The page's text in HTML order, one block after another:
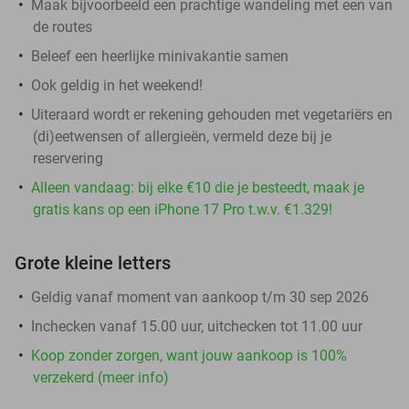
Maak bijvoorbeeld een prachtige wandeling met een van
de routes
Beleef een heerlijke minivakantie samen
Ook geldig in het weekend!
Uiteraard wordt er rekening gehouden met vegetariërs en
(di)eetwensen of allergieën, vermeld deze bij je
reservering
Alleen vandaag: bij elke €10 die je besteedt, maak je
gratis kans op een iPhone 17 Pro t.w.v. €1.329!
Grote kleine letters
Geldig vanaf moment van aankoop t/m 30 sep 2026
Inchecken vanaf 15.00 uur, uitchecken tot 11.00 uur
Koop zonder zorgen, want jouw aankoop is 100%
verzekerd (meer info)